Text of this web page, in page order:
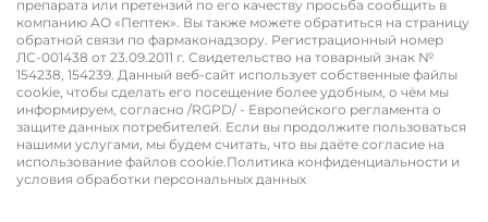
препарата или претензий по его качеству просьба сообщить в
компанию АО «Пептек». Вы также можете обратиться на страницу
обратной связи по фармаконадзору. Регистрационный номер
ЛС-001438 от 23.09.2011 г. ​​​​​​Свидетельство на товарный знак №
154238, 154239. Данный веб-сайт использует собственные файлы
cookie, чтобы сделать его посещение более удобным, о чём мы
информируем, согласно /RGPD/ - Европейского регламента о
защите данных потребителей. Если вы продолжите пользоваться
нашими услугами, мы будем считать, что вы даёте согласие на
использование файлов cookie.Политика конфиденциальности и
условия обработки персональных данных